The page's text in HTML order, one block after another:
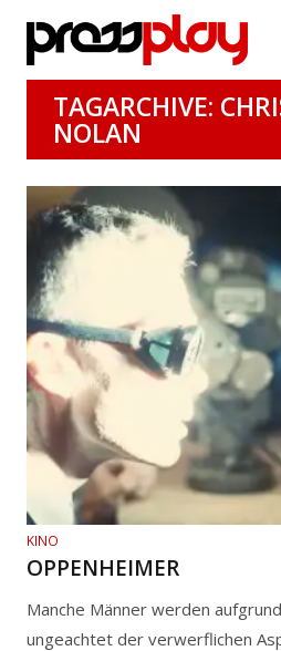
TAGARCHIVE:
NOLAN
KINO
OPPENHEIMER
Manche Männer werden
ungeachtet der verwerflichen